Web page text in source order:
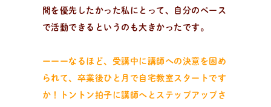
間を優先したかった私にとって、自分のペース
で活動できるというのも大きかったです。
ーーーなるほど、受講中に講師への決意を固め
られて、卒業後ひと月で自宅教室スタートです
か！トントン拍子に講師へとステップアップさ